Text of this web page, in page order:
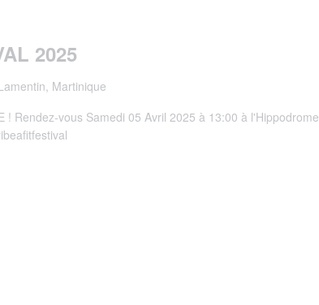
2025
Martinique
! Rendez-vous Samedi 05 Avril 2025 à 13:00 à l'Hippodrome